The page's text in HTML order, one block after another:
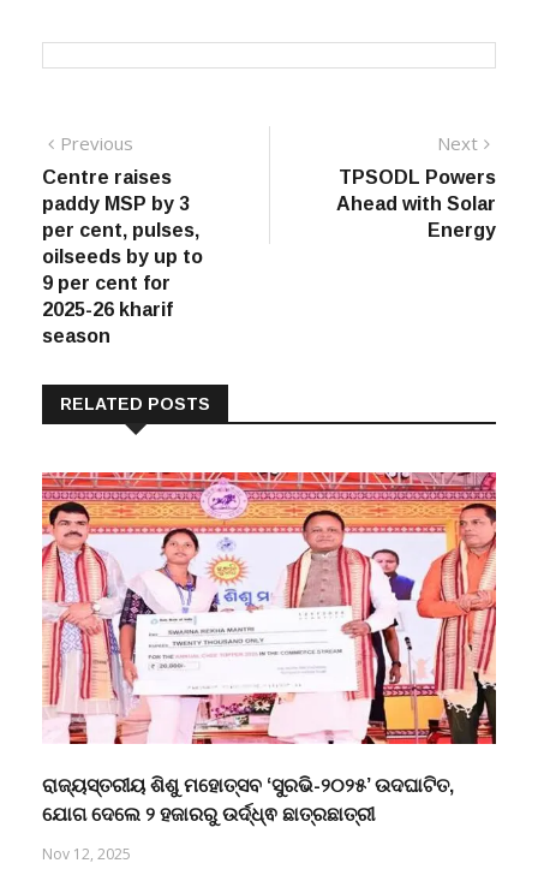
Post
navigation
Previous
post:
Centre raises
paddy MSP by 3
per cent, pulses,
oilseeds by up to
9 per cent for
2025-26 kharif
season
Next
post:
TPSODL Powers
Ahead with Solar
Energy
RELATED POSTS
ରାଜ୍ୟସ୍ତରୀୟ ଶିଶୁ ମହୋତ୍ସବ ‘ସୁରଭି-୨୦୨୫’ ଉଦଘାଟିତ,
ଯୋଗ ଦେଲେ ୨ ହଜାରରୁ ଉର୍ଦ୍ଧ୍ଵ ଛାତ୍ରଛାତ୍ରୀ
Nov 12, 2025